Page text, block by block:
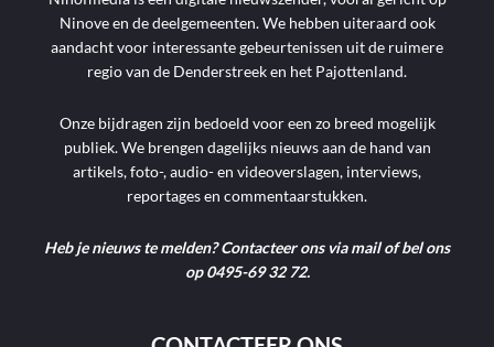
Ninove en de deelgemeenten. We hebben uiteraard ook
aandacht voor interessante gebeurtenissen uit de ruimere
regio van de Denderstreek en het Pajottenland.
Onze bijdragen zijn bedoeld voor een zo breed mogelijk
publiek. We brengen dagelijks nieuws aan de hand van
artikels, foto-, audio- en videoverslagen, interviews,
reportages en commentaarstukken.
Heb je nieuws te melden? Contacteer ons via mail of bel ons
op 0495-69 32 72.